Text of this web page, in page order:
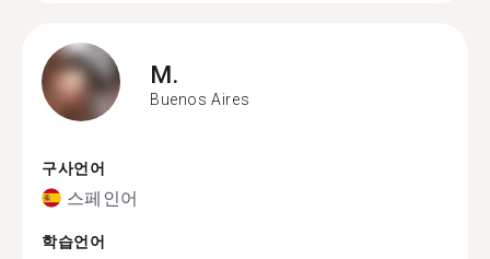
M.
Buenos Aires
구사언어
스페인어
학습언어